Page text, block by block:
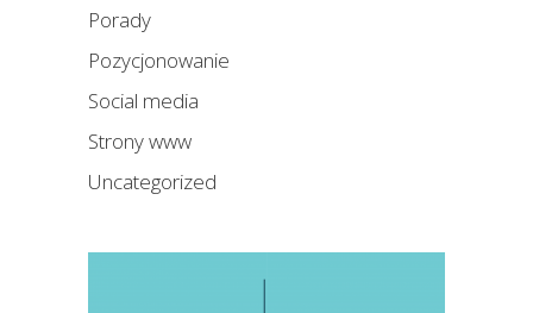
Porady
Pozycjonowanie
Social media
Strony www
Uncategorized